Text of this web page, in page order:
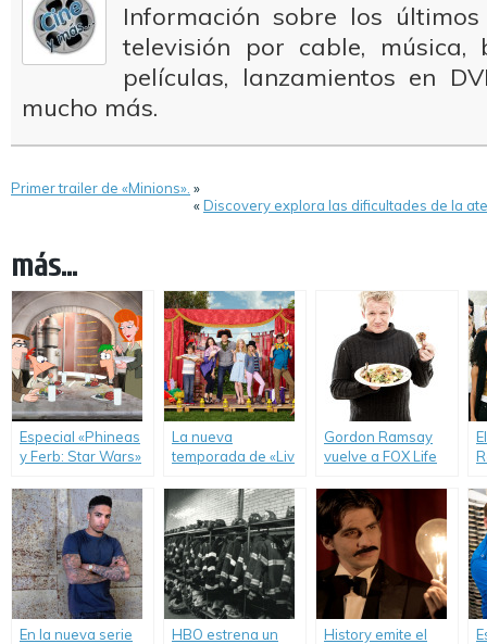
Información sobre los
televisión por cable, música,
películas, lanzamientos en
mucho más.
Primer trailer de «Minions». »
«Discovery explora las dificultades de la
más...
Especial «Phineas
y Ferb: Star Wars»
Wars Rebels».
La nueva
temporada de «Liv
Disney Channel.
Gordon Ramsay
vuelve a FOX Life
temporada de
«Kitchen
Nightmares».
En la nueva serie
HBO estrena un
History emite el